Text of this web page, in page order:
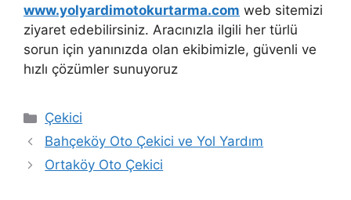
www.yolyardimotokurtarma.com web sitemizi
ziyaret edebilirsiniz. Aracınızla ilgili her türlü
sorun için yanınızda olan ekibimizle, güvenli ve
hızlı çözümler sunuyoruz
Kategoriler
Çekici
Bahçeköy Oto Çekici ve Yol Yardım
Ortaköy Oto Çekici